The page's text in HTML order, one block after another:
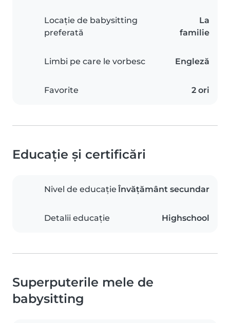
Locație de babysitting
preferată
La
familie
Limbi pe care le vorbesc Engleză
Favorite 2 ori
Educație și certificări
Nivel de educație Învățământ secundar
Detalii educație Highschool
Superputerile mele de
babysitting